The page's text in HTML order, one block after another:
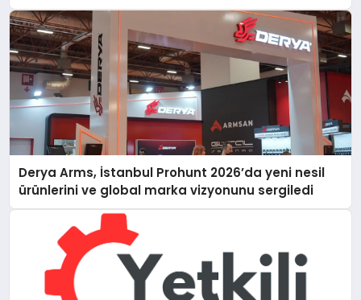
Derya Arms, İstanbul Prohunt 2026’da yeni nesil
ürünlerini ve global marka vizyonunu sergiledi